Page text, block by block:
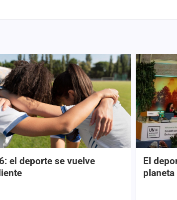
el deporte se vuelve
El
planeta